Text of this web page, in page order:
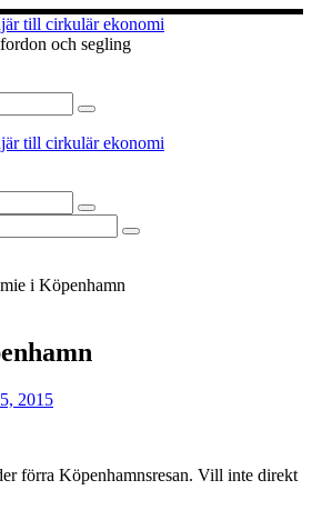
till cirkulär ekonomi
och segling
Sök
…
till cirkulär ekonomi
Sök
Sök
i Köpenhamn
2015
förra Köpenhamnsresan. Vill inte direkt